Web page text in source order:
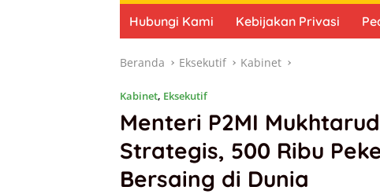
Hubungi Kami Kebijakan Privasi
Beranda Eksekutif Kabinet
Kabinet, Eksekutif
Menteri P2MI
Strategis, 500 Ribu
Bersaing di Dunia